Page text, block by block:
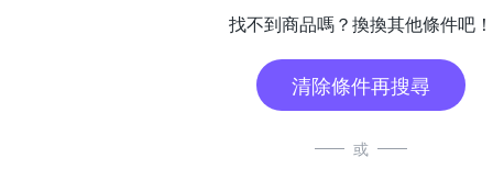
找不到商品嗎？換換其他條件吧！
清除條件再搜尋
或